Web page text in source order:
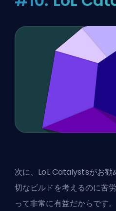
次に、LoL Catalystsがお勧
切なビルドを考えるのに苦
って非常に有益だからです